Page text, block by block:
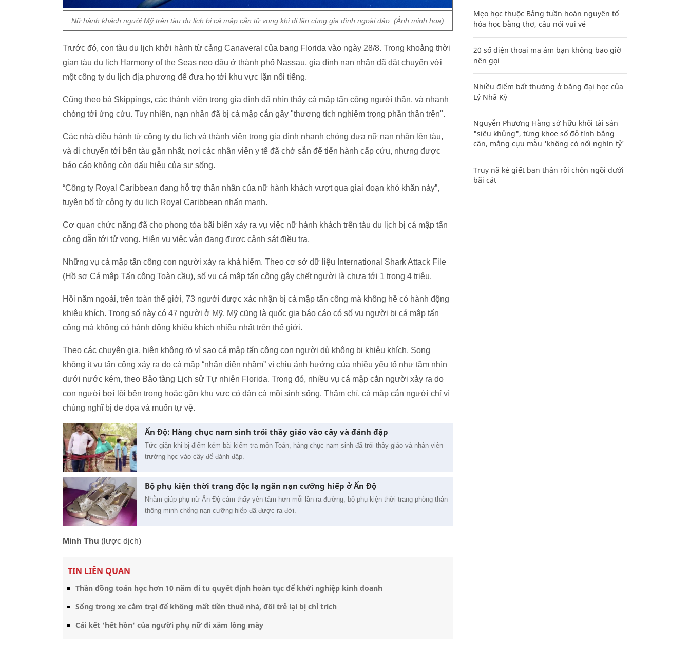
Nữ hành khách người Mỹ trên tàu du lịch bị cá mập cắn tử vong khi đi lặn cùng gia đình ngoài đảo. (Ảnh minh họa)
Trước đó, con tàu du lịch khởi hành từ cảng Canaveral của bang Florida vào ngày 28/8. Trong khoảng thời
gian tàu du lịch Harmony of the Seas neo đậu ở thành phố Nassau, gia đình nạn nhận đã đặt chuyến với
một công ty du lịch địa phương để đưa họ tới khu vực lặn nổi tiếng.
Cũng theo bà Skippings, các thành viên trong gia đình đã nhìn thấy cá mập tấn công người thân, và nhanh
chóng tới ứng cứu. Tuy nhiên, nạn nhân đã bị cá mập cắn gây "thương tích nghiêm trọng phần thân trên".
Các nhà điều hành từ công ty du lịch và thành viên trong gia đình nhanh chóng đưa nữ nạn nhân lên tàu,
và di chuyển tới bến tàu gần nhất, nơi các nhân viên y tế đã chờ sẵn để tiến hành cấp cứu, nhưng được
báo cáo không còn dấu hiệu của sự sống.
“Công ty Royal Caribbean đang hỗ trợ thân nhân của nữ hành khách vượt qua giai đoạn khó khăn này”,
tuyên bố từ công ty du lịch Royal Caribbean nhấn mạnh.
Cơ quan chức năng đã cho phong tỏa bãi biển xảy ra vụ việc nữ hành khách trên tàu du lịch bị cá mập tấn
công dẫn tới tử vong. Hiện vụ việc vẫn đang được cảnh sát điều tra.
Những vụ cá mập tấn công con người xảy ra khá hiếm. Theo cơ sở dữ liệu International Shark Attack File
(Hồ sơ Cá mập Tấn công Toàn cầu), số vụ cá mập tấn công gây chết người là chưa tới 1 trong 4 triệu.
Hồi năm ngoái, trên toàn thế giới, 73 người được xác nhận bị cá mập tấn công mà không hề có hành động
khiêu khích. Trong số này có 47 người ở Mỹ. Mỹ cũng là quốc gia báo cáo có số vụ người bị cá mập tấn
công mà không có hành động khiêu khích nhiều nhất trên thế giới.
Theo các chuyên gia, hiện không rõ vì sao cá mập tấn công con người dù không bị khiêu khích. Song
không ít vụ tấn công xảy ra do cá mập “nhận diện nhầm” vì chịu ảnh hưởng của nhiều yếu tố như tầm nhìn
dưới nước kém, theo Bảo tàng Lịch sử Tự nhiên Florida. Trong đó, nhiều vụ cá mập cắn người xảy ra do
con người bơi lội bên trong hoặc gần khu vực có đàn cá mồi sinh sống. Thậm chí, cá mập cắn người chỉ vì
chúng nghĩ bị đe dọa và muốn tự vệ.
Ấn Độ: Hàng chục nam sinh trói thầy giáo vào cây và đánh đập
Tức giận khi bị điểm kém bài kiểm tra môn Toán, hàng chục nam sinh đã trói thầy giáo và nhân viên
trường học vào cây để đánh đập.
Bộ phụ kiện thời trang độc lạ ngăn nạn cưỡng hiếp ở Ấn Độ
Nhằm giúp phụ nữ Ấn Độ cảm thấy yên tâm hơn mỗi lần ra đường, bộ phụ kiện thời trang phòng thân
thông minh chống nạn cưỡng hiếp đã được ra đời.
Minh Thu (lược dịch)
TIN LIÊN QUAN
Thần đồng toán học hơn 10 năm đi tu quyết định hoàn tục để khởi nghiệp kinh doanh
Sống trong xe cắm trại để không mất tiền thuê nhà, đôi trẻ lại bị chỉ trích
Cái kết 'hết hồn' của người phụ nữ đi xăm lông mày
Mẹo học thuộc Bảng tuần hoàn nguyên tố
hóa học bằng thơ, câu nói vui vẻ
20 số điện thoại ma ám bạn không bao giờ
nên gọi
Nhiều điểm bất thường ở bằng đại học của
Lý Nhã Kỳ
Nguyễn Phương Hằng sở hữu khối tài sản
"siêu khủng", từng khoe sổ đỏ tính bằng
cân, mắng cựu mẫu 'không có nổi nghìn tỷ'
Truy nã kẻ giết bạn thân rồi chôn ngồi dưới
bãi cát